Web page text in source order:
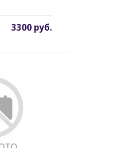
3300 руб.